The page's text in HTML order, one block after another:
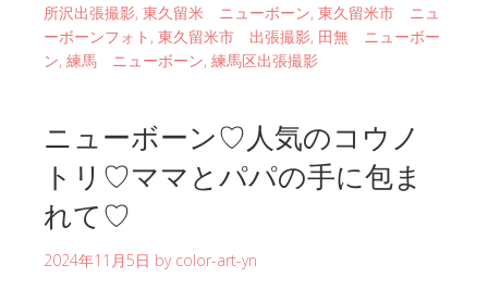
所沢出張撮影, 東久留米 ニューボーン, 東久留米市 ニュ
ーボーンフォト , 東久留米市 出張撮影, 田無 ニューボー
ン, 練馬 ニューボーン, 練馬区出張撮影
ニューボーン♡人気のコウノ
トリ♡ママとパパの手に包ま
れて♡
2024年11月5日 by color-art-yn